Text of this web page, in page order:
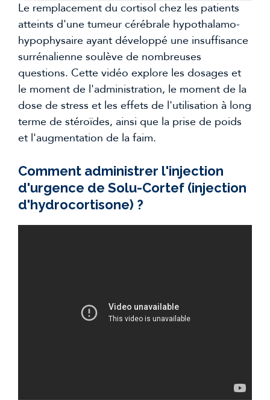
Le remplacement du cortisol chez les patients
atteints d'une tumeur cérébrale hypothalamo-
hypophysaire ayant développé une insuffisance
surrénalienne soulève de nombreuses
questions. Cette vidéo explore les dosages et
le moment de l'administration, le moment de la
dose de stress et les effets de l'utilisation à long
terme de stéroïdes, ainsi que la prise de poids
et l'augmentation de la faim.
Comment administrer l'injection
d'urgence de Solu-Cortef (injection
d'hydrocortisone) ?